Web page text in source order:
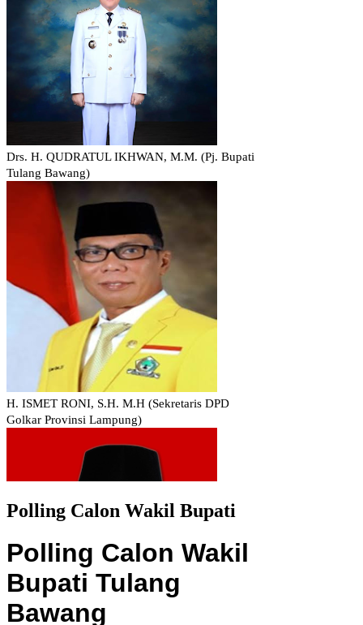
Polling Calon Wakil Bupati